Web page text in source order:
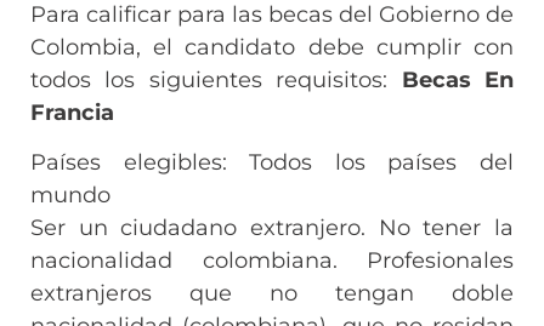
Para calificar para las becas del Gobierno de
Colombia, el candidato debe cumplir con
todos los siguientes requisitos: Becas En
Francia
Países elegibles: Todos los países del
mundo
Ser un ciudadano extranjero. No tener la
nacionalidad colombiana. Profesionales
extranjeros que no tengan doble